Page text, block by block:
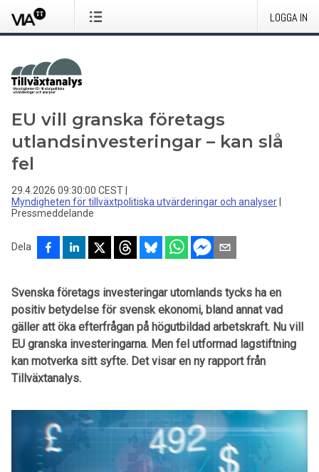
LOGGA IN
EU vill granska företags
utlandsinvesteringar – kan slå
fel
29.4.2026 09:30:00 CEST
Myndigheten för tillväxtpolitiska utvärderingar och analyser
Pressmeddelande
Dela
Svenska företags investeringar utomlands tycks ha en
positiv betydelse för svensk ekonomi, bland annat vad
gäller att öka efterfrågan på högutbildad arbetskraft. Nu vill
EU granska investeringarna. Men fel utformad lagstiftning
kan motverka sitt syfte. Det visar en ny rapport från
Tillväxtanalys.